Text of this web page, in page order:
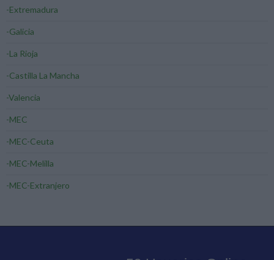
-Extremadura
-Galicia
-La Rioja
-Castilla La Mancha
-Valencia
-MEC
-MEC-Ceuta
-MEC-Melilla
-MEC-Extranjero